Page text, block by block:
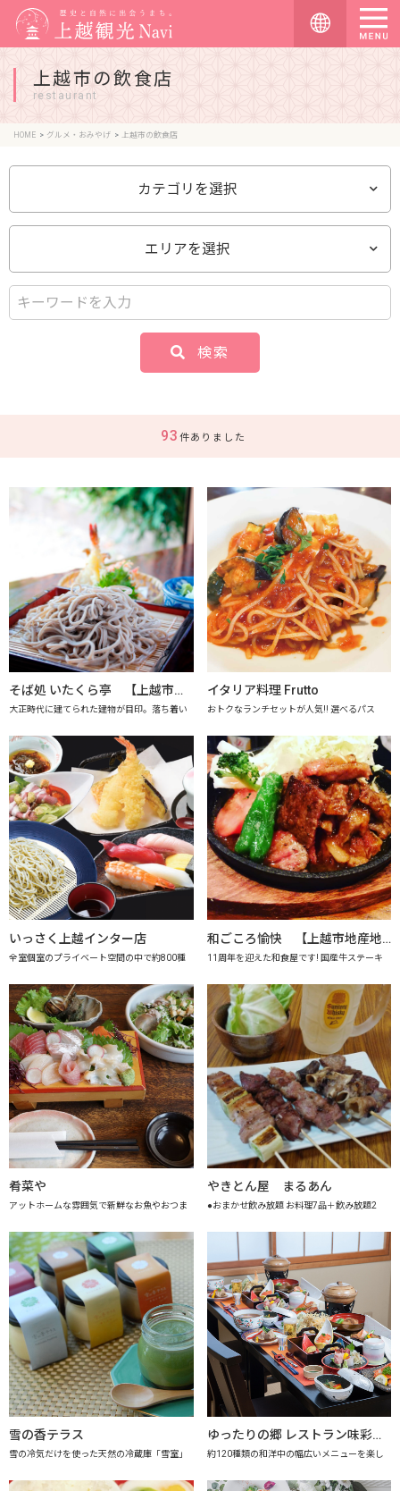
上越市の飲食店
restaurant
HOME グルメ・おみやげ 上越市の飲食店
カテゴリを選択
エリアを選択
検索
93 件ありました
そば処 いたくら亭 【上越市地産地消推進の店認定店】
大正時代に建てられた建物が目印。落ち着い
イタリア料理 Frutto
おトクなランチセットが人気!! 選べるパス
いっさく上越インター店
全室個室のプライベート空間の中で約800種
和ごころ愉快 【上越市地産地消の店認定店】
11周年を迎えた和食屋です! 国産牛ステーキ
肴菜や
アットホームな雰囲気で新鮮なお魚やおつま
やきとん屋 まるあん
●おまかせ飲み放題 お料理7品＋飲み放題2
雪の香テラス
雪の冷気だけを使った天然の冷蔵庫「雪室」
ゆったりの郷 レストラン味彩 【上越市地産地消推進の店認定店】
約120種類の和洋中の幅広いメニューを楽し